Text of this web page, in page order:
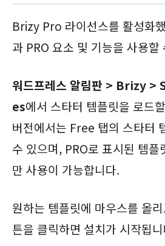
Brizy Pro 라이선스를 활성화
과 PRO 요소 및 기능을 사용할
워드프레스 알림판 > Brizy
es에서 스타터 템플릿을 로드
버전에서는 Free 탭의 스타터
수 있으며, PRO로 표시된 템플
만 사용이 가능합니다.
원하는 템플릿에 마우스를 올
튼을 클릭하면 설치가 시작됩